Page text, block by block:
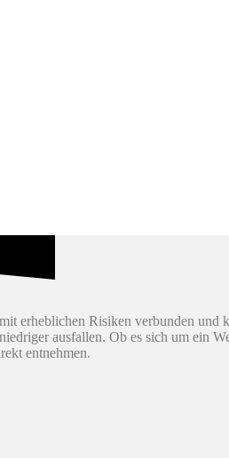
erheblichen Risiken verbunden und
ausfallen. Ob es sich um ein
entnehmen.